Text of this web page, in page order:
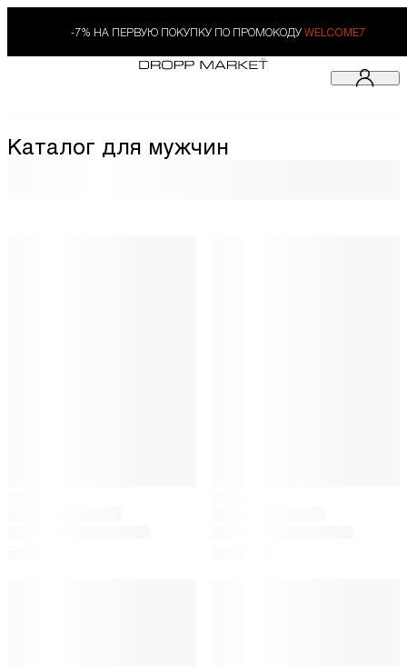
-7% НА ПЕРВУЮ ПОКУПКУ ПО ПРОМОКОДУ WELCOME7
Каталог для мужчин